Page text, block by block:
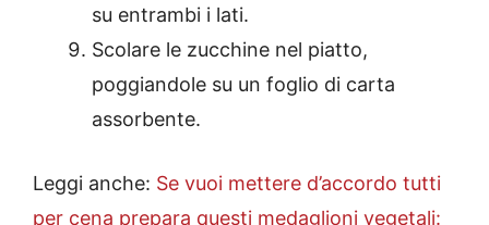
su entrambi i lati.
Scolare le zucchine nel piatto,
poggiandole su un foglio di carta
assorbente.
Leggi anche: Se vuoi mettere d’accordo tutti
per cena prepara questi medaglioni vegetali: